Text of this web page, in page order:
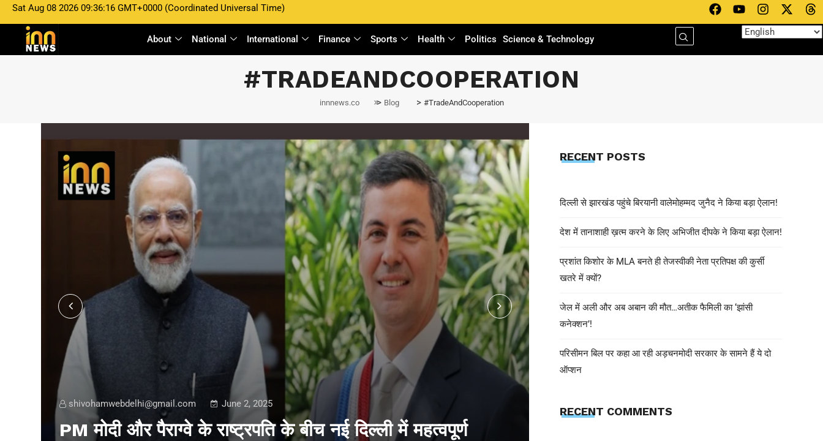
Sat Aug 08 2026 09:36:16 GMT+0000 (Coordinated Universal Time)
About National International Finance Sports Health Politics Science & Technology
#TRADEANDCOOPERATION
innnews.co > Blog > #TradeAndCooperation
shivohamwebdelhi@gmail.com June 2, 2025
PM मोदी और पैराग्वे के राष्ट्रपति के बीच नई दिल्ली में महत्वपूर्ण
RECENT POSTS
दिल्ली से झारखंड पहुंचे बिरयानी वालेमोहम्मद जुनैद ने किया बड़ा ऐलान!
देश में तानाशाही ख़त्म करने के लिए अभिजीत दीपके ने किया बड़ा ऐलान!
प्रशांत किशोर के MLA बनते ही तेजस्वीकी नेता प्रतिपक्ष की कुर्सी
खतरे में क्यों?
जेल में अली और अब अबान की मौत…अतीक फैमिली का ‘झांसी
कनेक्शन’!
परिसीमन बिल पर कहा आ रही अड़चनमोदी सरकार के सामने हैं ये दो
ऑप्शन
RECENT COMMENTS